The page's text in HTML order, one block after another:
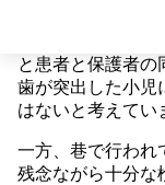
と患者と保護者の
歯が突出した小児
はないと考えてい
一方、巷で行われ
残念ながら十分な